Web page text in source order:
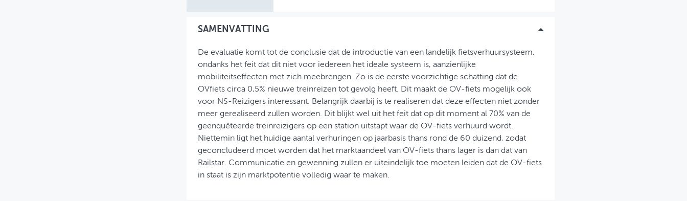
SAMENVATTING
De evaluatie komt tot de conclusie dat de introductie van een landelijk fietsverhuursysteem,
ondanks het feit dat dit niet voor iedereen het ideale systeem is, aanzienlijke
mobiliteitseffecten met zich meebrengen. Zo is de eerste voorzichtige schatting dat de
OVfiets circa 0,5% nieuwe treinreizen tot gevolg heeft. Dit maakt de OV-fiets mogelijk ook
voor NS-Reizigers interessant. Belangrijk daarbij is te realiseren dat deze effecten niet zonder
meer gerealiseerd zullen worden. Dit blijkt wel uit het feit dat op dit moment al 70% van de
geënquêteerde treinreizigers op een station uitstapt waar de OV-fiets verhuurd wordt.
Niettemin ligt het huidige aantal verhuringen op jaarbasis thans rond de 60 duizend, zodat
geconcludeerd moet worden dat het marktaandeel van OV-fiets thans lager is dan dat van
Railstar. Communicatie en gewenning zullen er uiteindelijk toe moeten leiden dat de OV-fiets
in staat is zijn marktpotentie volledig waar te maken.